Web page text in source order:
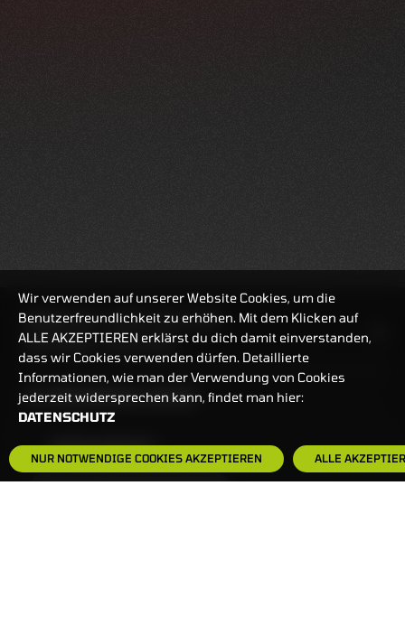
BANKEINSTELLUNGEN
HÄUFIG GESUCHT:
HANDELSZEIT
MO-FR: 7:30-23 UHR
ZERTIFIKATE
8:00-22 UHR
Wir verwenden auf unserer Website Cookies, um die
Benutzerfreundlichkeit zu erhöhen. Mit dem Klicken auf
ALLE AKZEPTIEREN erklärst du dich damit einverstanden,
dass wir Cookies verwenden dürfen. Detaillierte
Informationen, wie man der Verwendung von Cookies
jederzeit widersprechen kann, findet man hier:
DATENSCHUTZ
NUR NOTWENDIGE COOKIES AKZEPTIEREN ALLE